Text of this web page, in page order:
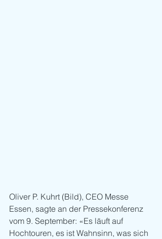
Oliver P. Kuhrt (Bild), CEO Messe
Essen, sagte an der Pressekonferenz
vom 9. September: «Es läuft auf
Hochtouren, es ist Wahnsinn, was sich